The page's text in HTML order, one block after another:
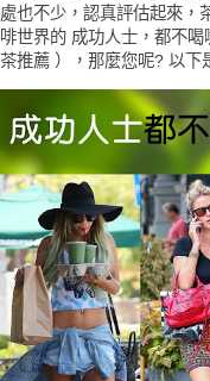
處也不少，認真評估起來，
啡世界的 成功人士，都不
茶推薦 ），那麼您呢? 以下